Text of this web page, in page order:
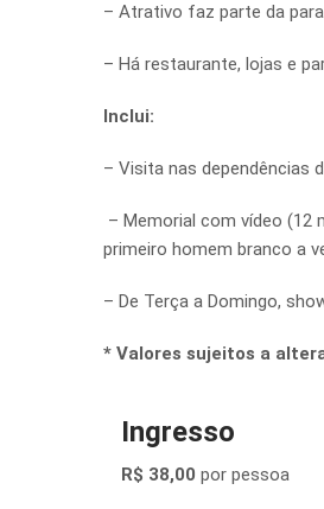
– Atrativo faz parte da
– Há restaurante, lojas e
Inclui:
– Visita nas dependências
– Memorial com vídeo (12
primeiro homem branco a
– De Terça a Domingo,
* Valores sujeitos a
Ingresso
R$ 38,00 por pessoa